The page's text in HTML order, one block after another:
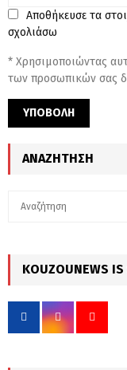
Αποθήκευσε τα
σχολιάσω
* Χρησιμοποιώντας
των προσωπικών σας
ΑΝΑΖΉΤΗΣΗ
h
f
r
KOUZOUNEWS IS